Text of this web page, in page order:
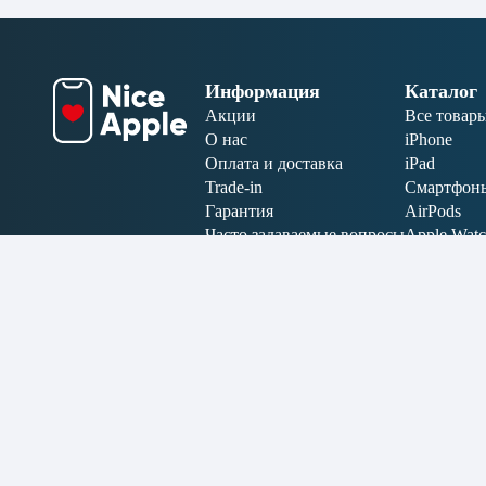
Информация
Акции
О нас
Оплата и доставка
Trade-in
Гарантия
Часто задаваемые вопросы
Каталог
Все
iPhone
iPad
AirPods
Apple